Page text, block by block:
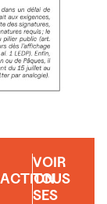
VOIR
TOUS
SES